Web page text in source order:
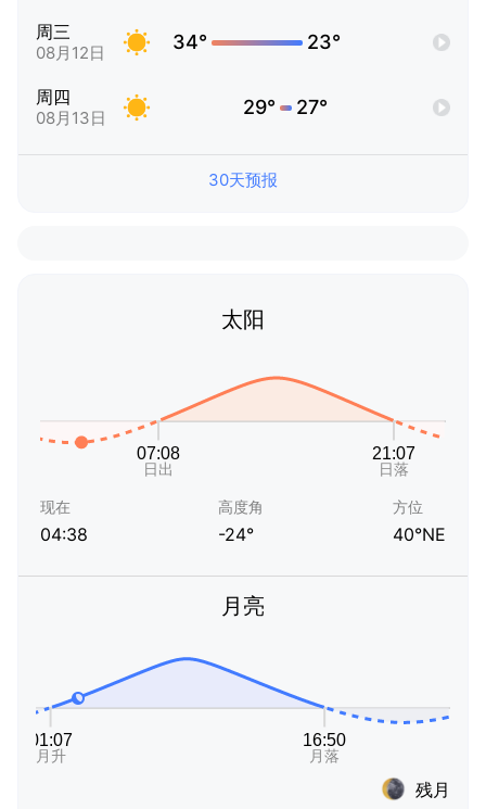
周三
08月12日 34° 23°
周四
08月13日 29° 27°
30天预报
太阳
现在
04:38
高度角
-24°
方位
40°NE
月亮
残月